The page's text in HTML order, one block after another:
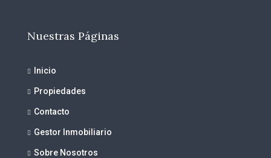
Nuestras Páginas
Inicio
Propiedades
Contacto
Gestor Inmobiliario
Sobre Nosotros